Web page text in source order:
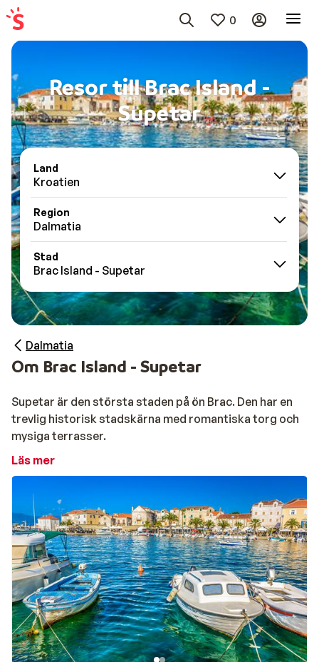
0
Resor till Brac Island -
Supetar
Land
Kroatien
Region
Dalmatia
Stad
Brac Island - Supetar
Dalmatia
Om Brac Island - Supetar
Supetar är den största staden på ön Brac. Den har en
trevlig historisk stadskärna med romantiska torg och
mysiga terrasser.
Läs mer